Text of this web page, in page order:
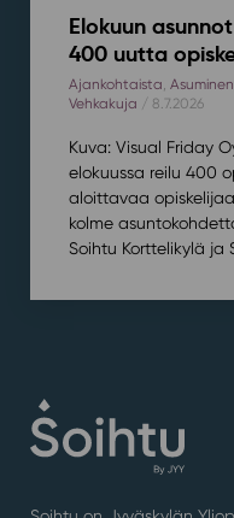
Elokuun
400 uutta
Ajankohtaista Asuminen
Vehkakuja / 8.7.2026
Kuva: Visual Friday
elokuussa reilu 400
aloittavaa
kolme
Soihtu Korttelikylä ja